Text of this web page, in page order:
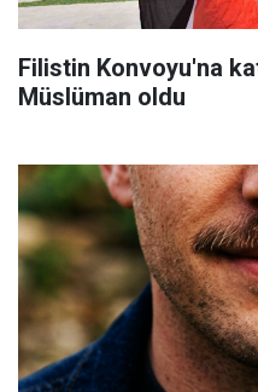
Filistin Konvoyu'na
Müslüman oldu